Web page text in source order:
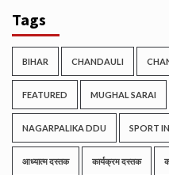
Tags
BIHAR CHANDAULI
FEATURED MUGHAL SARAI
NAGARPALIKA DDU SPORT
आध्यात्म दस्तक कार्यक्रम दस्तक